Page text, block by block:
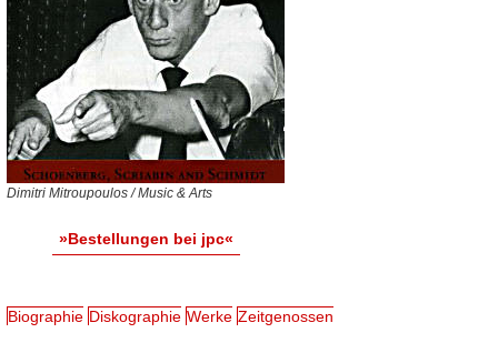
Dimitri Mitroupoulos / Music & Arts
»Bestellungen bei jpc«
Biographie Diskographie Werke Zeitgenossen